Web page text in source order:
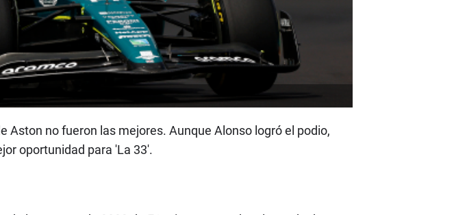
Aston no fueron las mejores. Aunque Alonso logró el podio,
oportunidad para 'La 33'.